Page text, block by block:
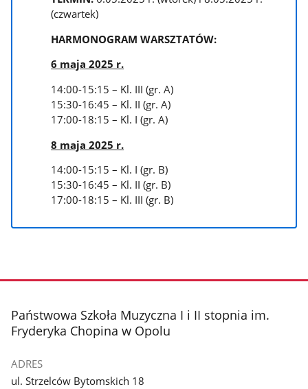
(czwartek)
HARMONOGRAM WARSZTATÓW:
6 maja 2025 r.
14:00-15:15 – Kl. III (gr. A)
15:30-16:45 – Kl. II (gr. A)
17:00-18:15 – Kl. I (gr. A)
8 maja 2025 r.
14:00-15:15 – Kl. I (gr. B)
15:30-16:45 – Kl. II (gr. B)
17:00-18:15 – Kl. III (gr. B)
stopka
Państwowa Szkoła Muzyczna I i II stopnia im.
Fryderyka Chopina w Opolu
ADRES
ul. Strzelców Bytomskich 18